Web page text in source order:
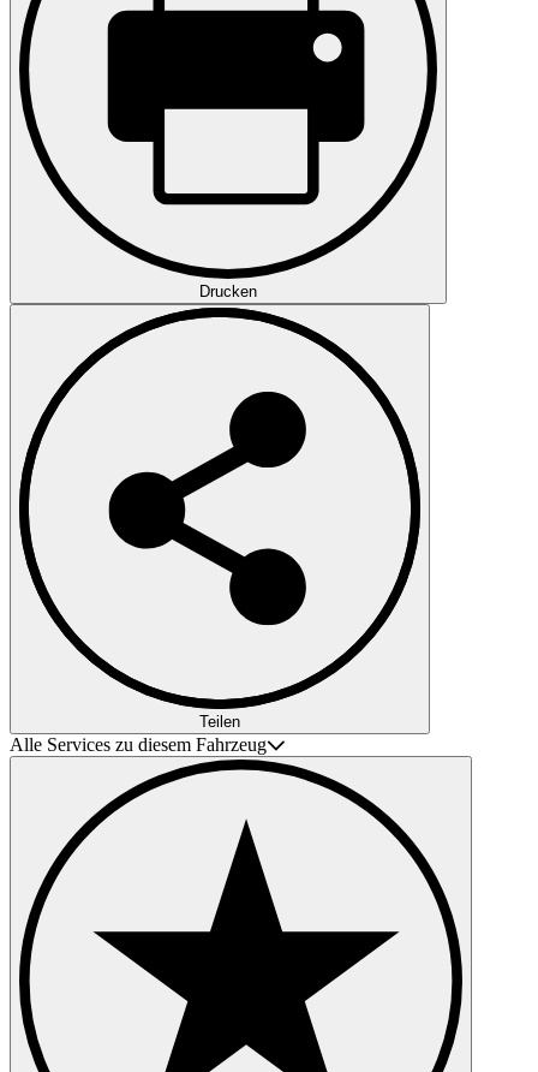
Drucken
Teilen
Alle Services zu diesem Fahrzeug